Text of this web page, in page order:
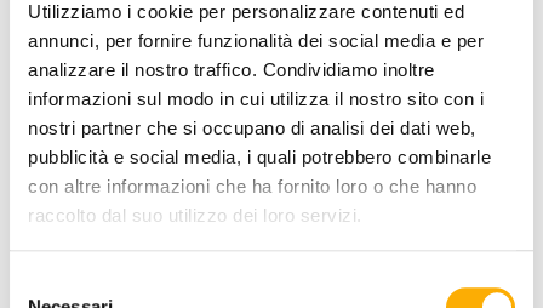
Utilizziamo i cookie per personalizzare contenuti ed
annunci, per fornire funzionalità dei social media e per
analizzare il nostro traffico. Condividiamo inoltre
informazioni sul modo in cui utilizza il nostro sito con i
nostri partner che si occupano di analisi dei dati web,
pubblicità e social media, i quali potrebbero combinarle
con altre informazioni che ha fornito loro o che hanno
raccolto dal suo utilizzo dei loro servizi.